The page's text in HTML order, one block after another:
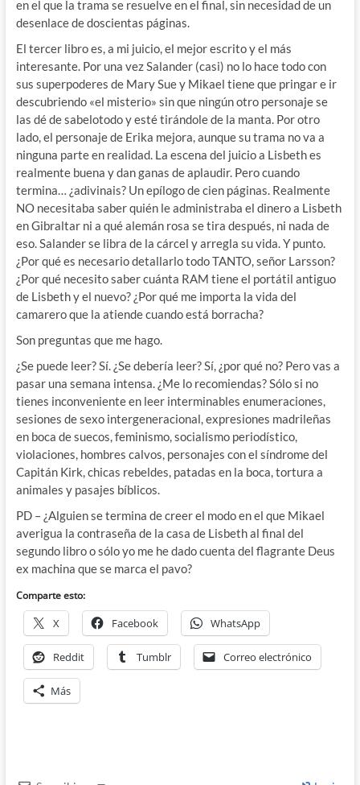
en el que la trama se resuelve en el final, sin necesidad de un
desenlace de doscientas páginas.
El tercer libro es, a mi juicio, el mejor escrito y el más
interesante. Por una vez Salander (casi) no lo hace todo con
sus superpoderes de Mary Sue y Mikael tiene que pringar e ir
descubriendo «el misterio» sin que ningún otro personaje se
las dé de sabelotodo y esté tirándole de la manta. Por otro
lado, el personaje de Erika mejora, aunque su trama no va a
ninguna parte en realidad. La escena del juicio a Lisbeth es
realmente buena y dan ganas de aplaudir. Pero cuando
termina… ¿adivinais? Un epílogo de cien páginas. Realmente
NO necesitaba saber quién le administraba el dinero a Lisbeth
en Gibraltar ni a qué alemán rosa se tira después, ni nada de
eso. Salander se libra de la cárcel y arregla su vida. Y punto.
¿Por qué es necesario detallarlo todo TANTO, señor Larsson?
¿Por qué necesito saber cuánta RAM tiene el portátil antiguo
de Lisbeth y el nuevo? ¿Por qué me importa la vida del
camarero que la atiende cuando está borracha?
Son preguntas que me hago.
¿Se puede leer? Sí. ¿Se debería leer? Sí, ¿por qué no? Pero vas a
pasar una semana intensa. ¿Me lo recomiendas? Sólo si no
tienes inconveniente en leer interminables enumeraciones,
sesiones de sexo intergeneracional, expresiones madrileñas
en boca de suecos, feminismo, socialismo periodístico,
violaciones, hombres calvos, personajes con el síndrome del
Capitán Kirk, chicas rebeldes, patadas en la boca, tortura a
animales y pasajes bíblicos.
PD – ¿Alguien se termina de creer el modo en el que Mikael
averigua la contraseña de la casa de Lisbeth al final del
segundo libro o sólo yo me he dado cuenta del flagrante Deus
ex machina que se marca el pavo?
Comparte esto:
X Facebook WhatsApp
Reddit Tumblr Correo electrónico
Más